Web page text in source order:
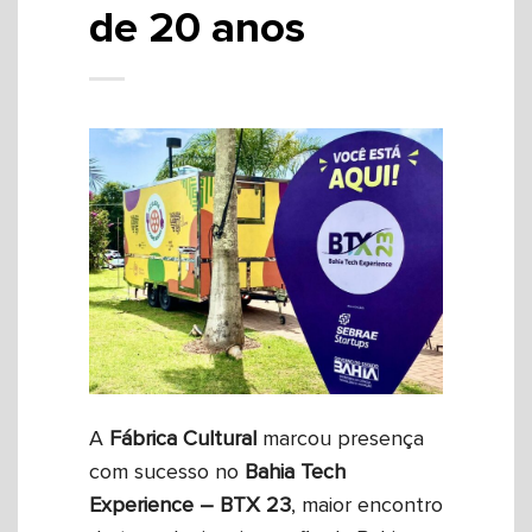
de 20 anos
A Fábrica Cultural marcou presença
com sucesso no Bahia Tech
Experience – BTX 23, maior encontro